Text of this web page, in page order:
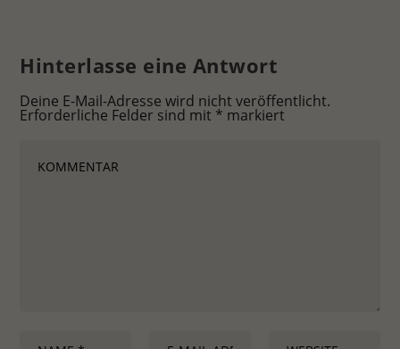
Hinterlasse eine Antwort
Deine E-Mail-Adresse wird nicht veröffentlicht.
Erforderliche Felder sind mit * markiert